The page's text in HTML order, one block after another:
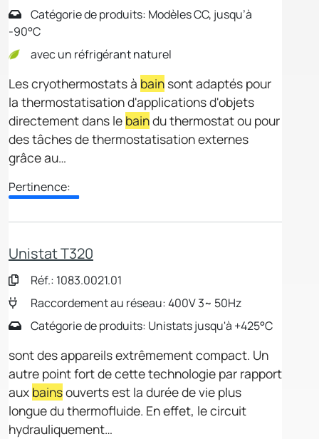
Catégorie de produits: Modèles CC, jusqu’à
-90°C
avec un réfrigérant naturel
Les cryothermostats à bain sont adaptés pour
la thermostatisation d'applications d'objets
directement dans le baindu thermostat ou pour
des tâches de thermostatisation externes
grâce au…
Pertinence:
Unistat T320
Réf.: 1083.0021.01
Raccordement au réseau: 400V 3~ 50Hz
Catégorie de produits: Unistats jusqu'à +425°C
sont des appareils extrêmement compact. Un
autre point fort de cette technologie par rapport
aux bainsouverts est la durée de vie plus
longue du thermofluide. En effet, le circuit
hydrauliquement…